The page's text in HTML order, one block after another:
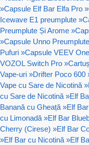
»Capsule Elf Bar Elfa Pro »
Icewave E1 preumplute »
Preumplute Și Arome »
»Capsule Unno Preumplute
Pufuri »Capsule VEEV
VOZOL Switch Pro »
Vape-uri »Drifter Poco 600
Vape cu Sare de Nicotină »
cu Sare de Nicotină »Elf
Banană cu Gheață »Elf
cu Limonadă »Elf Bar
Cherry (Cirese) »Elf Bar
»Elf Bar cu Nicotină »Elf